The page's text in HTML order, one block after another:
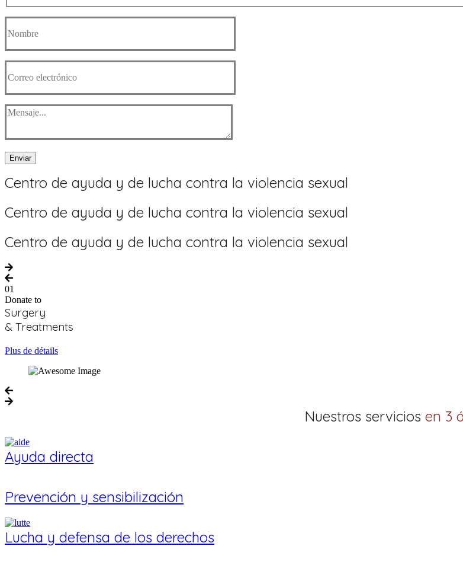
Enviar
Centro de ayuda y de lucha contra la violencia sexual
Centro de ayuda y de lucha contra la violencia sexual
Centro de ayuda y de lucha contra la violencia sexual
01
Donate to
Surgery
& Treatments
Plus de détails
Nuestros servicios en 3
Ayuda directa
Prevención y sensibilización
Lucha y defensa de los derechos